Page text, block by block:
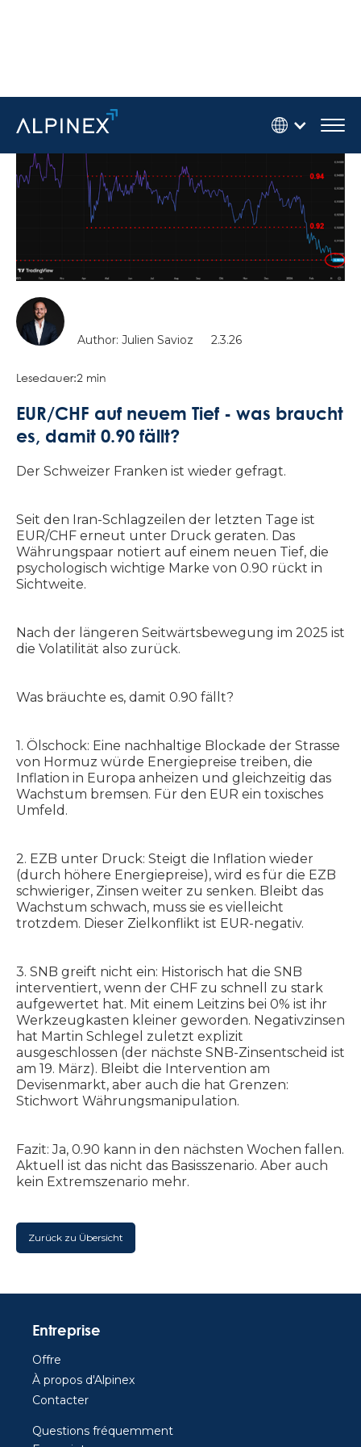
Author: Julien Savioz 2.3.26
Lesedauer:2 min
EUR/CHF auf neuem Tief - was braucht
es, damit 0.90 fällt?
Der Schweizer Franken ist wieder gefragt.
Seit den Iran-Schlagzeilen der letzten Tage ist
EUR/CHF erneut unter Druck geraten. Das
Währungspaar notiert auf einem neuen Tief, die
psychologisch wichtige Marke von 0.90 rückt in
Sichtweite.
Nach der längeren Seitwärtsbewegung im 2025 ist
die Volatilität also zurück.
Was bräuchte es, damit 0.90 fällt?
1. Ölschock: Eine nachhaltige Blockade der Strasse
von Hormuz würde Energiepreise treiben, die
Inflation in Europa anheizen und gleichzeitig das
Wachstum bremsen. Für den EUR ein toxisches
Umfeld.
2. EZB unter Druck: Steigt die Inflation wieder
(durch höhere Energiepreise), wird es für die EZB
schwieriger, Zinsen weiter zu senken. Bleibt das
Wachstum schwach, muss sie es vielleicht
trotzdem. Dieser Zielkonflikt ist EUR-negativ.
3. SNB greift nicht ein: Historisch hat die SNB
interventiert, wenn der CHF zu schnell zu stark
aufgewertet hat. Mit einem Leitzins bei 0% ist ihr
Werkzeugkasten kleiner geworden. Negativzinsen
hat Martin Schlegel zuletzt explizit
ausgeschlossen (der nächste SNB-Zinsentscheid ist
am 19. März). Bleibt die Intervention am
Devisenmarkt, aber auch die hat Grenzen:
Stichwort Währungsmanipulation.
Fazit: Ja, 0.90 kann in den nächsten Wochen fallen.
Aktuell ist das nicht das Basisszenario. Aber auch
kein Extremszenario mehr.
Zurück zu Übersicht
Entreprise
Offre
À propos d'Alpinex
Contacter
Questions fréquemment